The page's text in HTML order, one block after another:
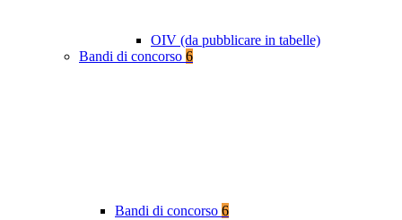
OIV (da pubblicare in tabelle)
Bandi di concorso 6
Bandi di concorso 6